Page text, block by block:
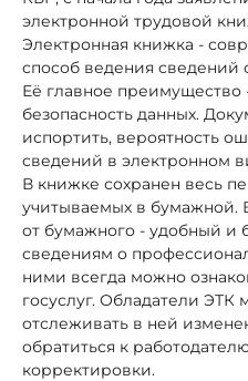
электронной трудовой
Электронная книжка -
способ ведения сведений
Её главное преимущество
безопасность данных.
испортить, вероятность
сведений в электронном
В книжке сохранен весь
учитываемых в бумажной.
от бумажного - удобный и
сведениям о
ними всегда можно
госуслуг. Обладатели ЭТК
отслеживать в ней
обратиться к
корректировки.